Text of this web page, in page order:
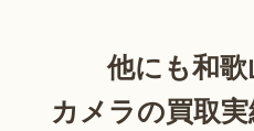
他にも和
カメラの買取